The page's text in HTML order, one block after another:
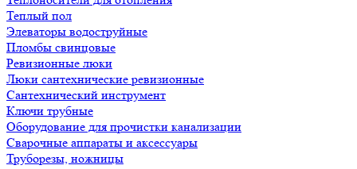
Теплый пол
Элеваторы водоструйные
Пломбы свинцовые
Ревизионные люки
Люки сантехнические ревизионные
Сантехнический инструмент
Ключи трубные
Оборудование для прочистки канализации
Сварочные аппараты и аксессуары
Труборезы, ножницы